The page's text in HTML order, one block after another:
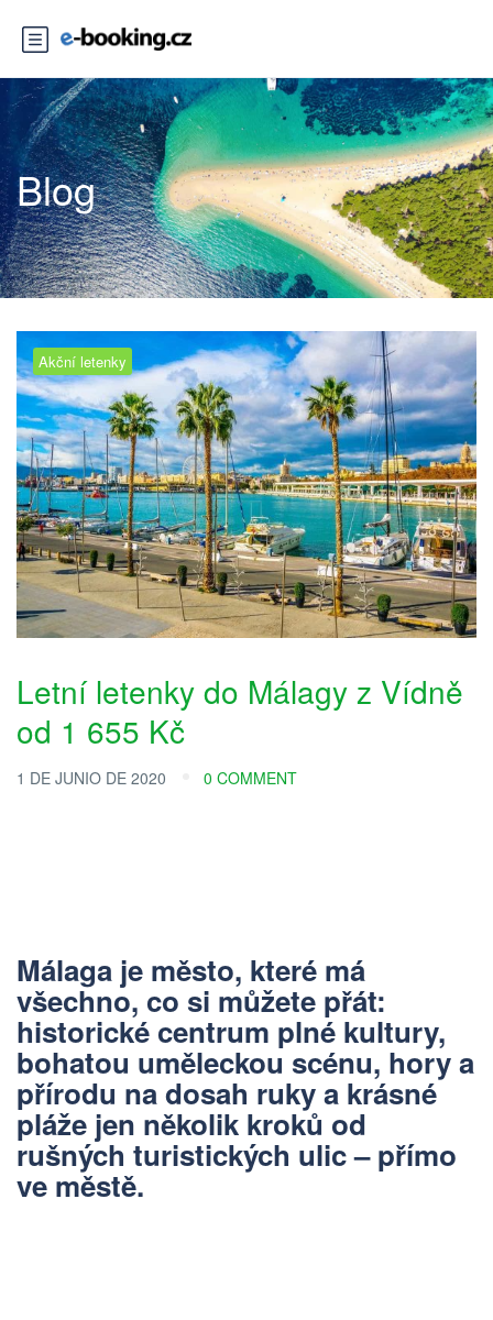
Blog
Akční letenky
Letní letenky do Málagy z Vídně
od 1 655 Kč
1 DE JUNIO DE 2020 0 COMMENT
Málaga je město, které má
všechno, co si můžete přát:
historické centrum plné kultury,
bohatou uměleckou scénu, hory a
přírodu na dosah ruky a krásné
pláže jen několik kroků od
rušných turistických ulic – přímo
ve městě.